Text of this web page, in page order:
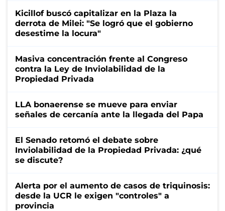
Kicillof buscó capitalizar en la Plaza la
derrota de Milei: "Se logró que el gobierno
desestime la locura"
Masiva concentración frente al Congreso
contra la Ley de Inviolabilidad de la
Propiedad Privada
LLA bonaerense se mueve para enviar
señales de cercanía ante la llegada del Papa
El Senado retomó el debate sobre
Inviolabilidad de la Propiedad Privada: ¿qué
se discute?
Alerta por el aumento de casos de triquinosis:
desde la UCR le exigen "controles" a
provincia